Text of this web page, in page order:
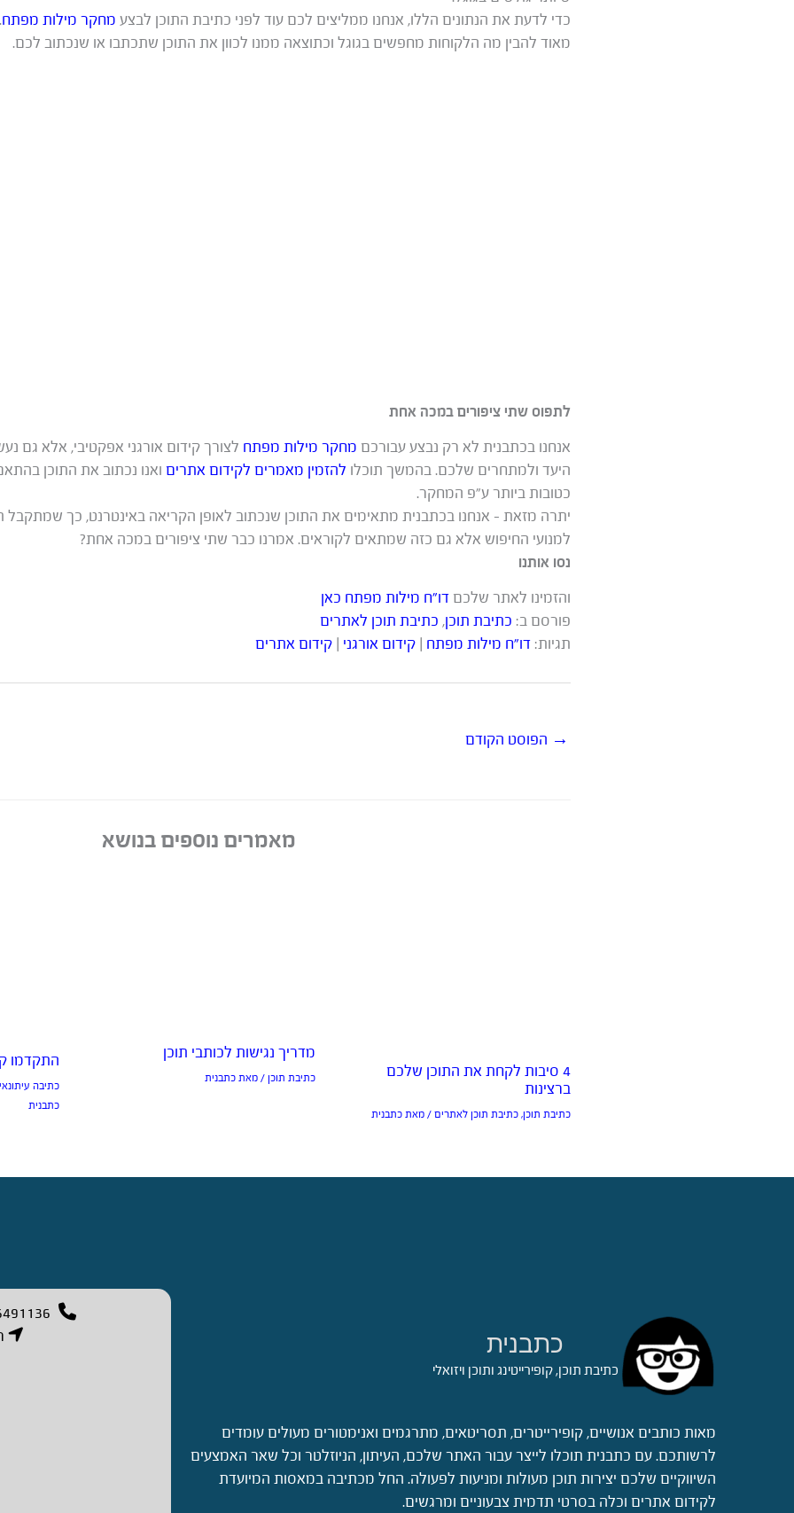
כדי לדעת את הנתונים הללו, אנחנו ממליצים לכם עוד לפני כתיבת התוכן לבצע מחקר מילות מפתח
מאוד להבין מה הלקוחות מחפשים בגוגל וכתוצאה ממנו לכוון את התוכן שתכתבו או שנכתוב לכם.
לתפוס שתי ציפורים במכה אחת
אנחנו בכתבנית לא רק נבצע עבורכם מחקר מילות מפתח לצורך קידום אורגני אפקטיבי, אלא
היעד ולמתחרים שלכם. בהמשך תוכלו להזמין מאמרים לקידום אתרים ואנו נכתוב את התוכן
כטובות ביותר ע”פ המחקר.
יתרה מזאת – אנחנו בכתבנית מתאימים את התוכן שנכתוב לאופן הקריאה באינטרנט, כך
למנועי החיפוש אלא גם כזה שמתאים לקוראים. אמרנו כבר שתי ציפורים במכה אחת?
נסו אותנו
והזמינו לאתר שלכם דו”ח מילות מפתח כאן
פורסם ב: כתיבת תוכן, כתיבת תוכן לאתרים
תגיות: דו"ח מילות מפתח קידום אורגני קידום אתרים
→ הפוסט הקודם
מאמרים נוספים בנושא
4 סיבות לקחת את התוכן שלכם
ברצינות
כתיבת תוכן, כתיבת תוכן לאתרים / מאת כתבנית
מדריך נגישות לכותבי תוכן
כתיבת תוכן / מאתכתבנית
התקדמו
כתיבה
כתבנית
כתבנית
כתיבת תוכן, קופירייטינג ותוכן ויזואלי
מאות כותבים אנושיים, קופירייטרים, תסריטאים, מתרגמים ואנימטורים מעולים עומדים
לרשותכם. עם כתבנית תוכלו לייצר עבור האתר שלכם, העיתון, הניוזלטר וכל שאר האמצעים
השיווקיים שלכם יצירות תוכן מעולות ומניעות לפעולה. החל מכתיבה במאסות המיועדת
לקידום אתרים וכלה בסרטי תדמית צבעוניים ומרגשים.